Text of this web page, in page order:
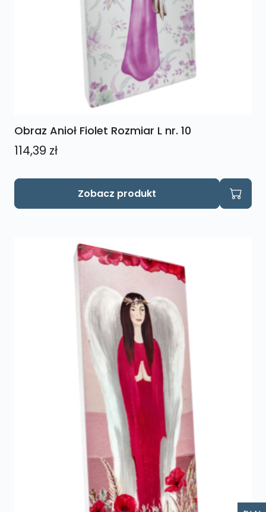
Obraz Anioł Fiolet Rozmiar L nr. 10
114,39 zł
Zobacz produkt